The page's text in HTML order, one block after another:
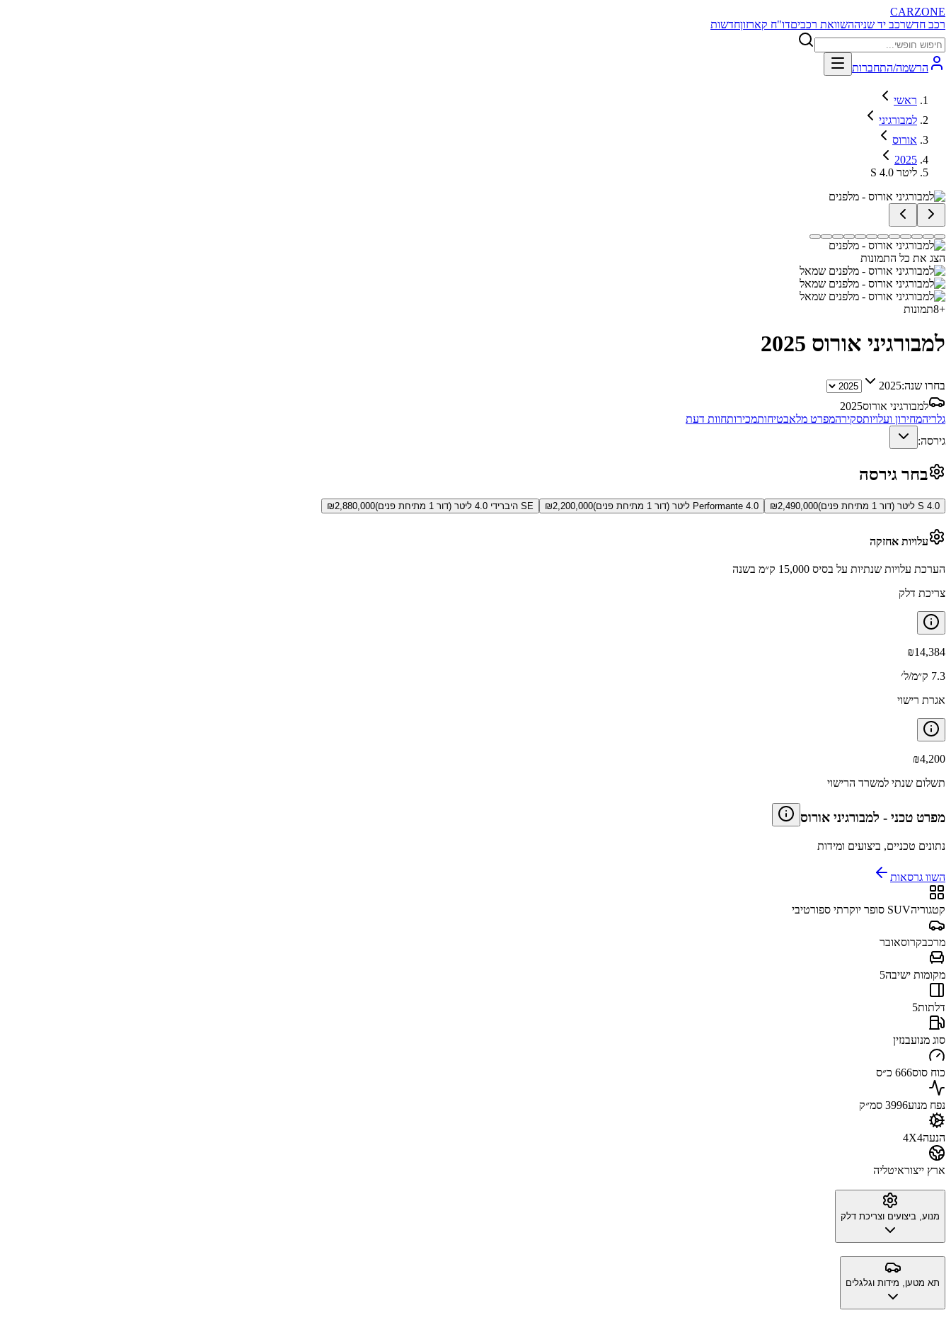
CARZONE
רכב חדשרכב יד שניההשוואת רכביםדו"ח קארזוןחדשות
הרשמה/התחברות
ראשי
למבורגיני
אורוס
2025
S 4.0 ליטר
הצג את כל התמונות
+
8תמונות
למבורגיני אורוס 2025
בחרו שנה:2025
למבורגיני אורוס2025
גלריהמחירון ועלויותסקירהמפרט מלאבטיחותמכירותחוות דעת
גירסה:
בחר גירסה
S 4.0 ליטר (דור 1 מתיחת פנים) ₪2,490,000 Performante 4.0 ליטר (דור 1 מתיחת פנים) ₪2,200,000 SE היברידי 4.0 ליטר (דור 1 מתיחת פנים) ₪2,880,000
עלויות אחזקה
הערכת עלויות שנתיות על בסיס 15,000 ק״מ בשנה
צריכת דלק
₪14,384
7.3 ק״מ/ל׳
אגרת רישוי
₪4,200
תשלום שנתי למשרד הרישוי
מפרט טכני - למבורגיני אורוס
נתונים טכניים, ביצועים ומידות
השוו גרסאות
קטגוריהSUV סופר יוקרתי ספורטיבי
מרכבקרוסאובר
מקומות ישיבה5
דלתות5
סוג מנועבנזין
כוח סוס666 כ״ס
נפח מנוע3996 סמ״ק
הנעה4X4
ארץ ייצוראיטליה
מנוע, ביצועים וצריכת דלק
תא מטען, מידות וגלגלים